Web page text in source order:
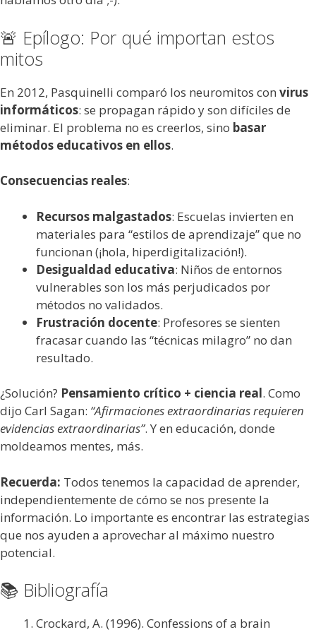
🚨 Epílogo: Por qué importan estos
mitos
En 2012, Pasquinelli comparó los neuromitos con virus
informáticos: se propagan rápido y son difíciles de
eliminar. El problema no es creerlos, sino basar
métodos educativos en ellos.
Consecuencias reales:
Recursos malgastados: Escuelas invierten en
materiales para “estilos de aprendizaje” que no
funcionan (¡hola, hiperdigitalización!).
Desigualdad educativa: Niños de entornos
vulnerables son los más perjudicados por
métodos no validados.
Frustración docente: Profesores se sienten
fracasar cuando las “técnicas milagro” no dan
resultado.
¿Solución? Pensamiento crítico + ciencia real. Como
dijo Carl Sagan: “Afirmaciones extraordinarias requieren
evidencias extraordinarias”. Y en educación, donde
moldeamos mentes, más.
Recuerda: Todos tenemos la capacidad de aprender,
independientemente de cómo se nos presente la
información. Lo importante es encontrar las estrategias
que nos ayuden a aprovechar al máximo nuestro
potencial.
📚 Bibliografía
Crockard, A. (1996). Confessions of a brain